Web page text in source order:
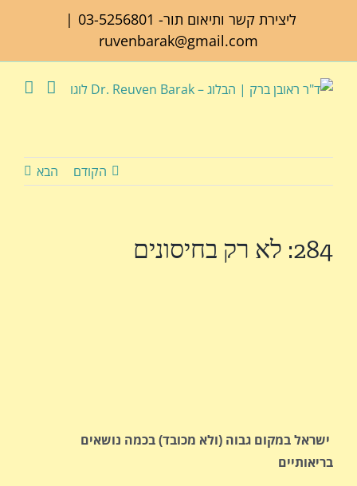
ליצירת קשר ותיאום תור- 03-5256801
|
ruvenbarak@gmail.com
הקודם הבא
284: לא רק בחיסונים
ישראל במקום גבוה (ולא מכובד) בכמה נושאים
בריאותיים